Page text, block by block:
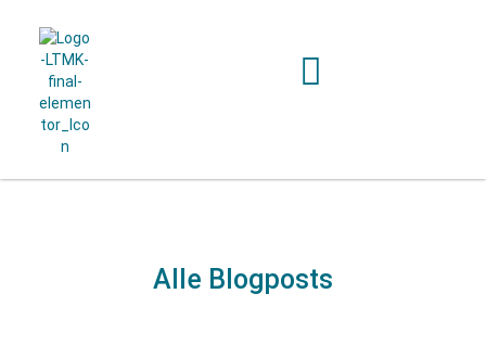
Alle Blogposts